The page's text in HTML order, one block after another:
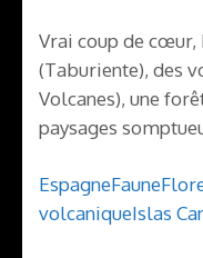
Vrai coup de cœur,
(Taburiente), des
Volcanes), une
paysages
EspagneFaune
volcaniqueIslas